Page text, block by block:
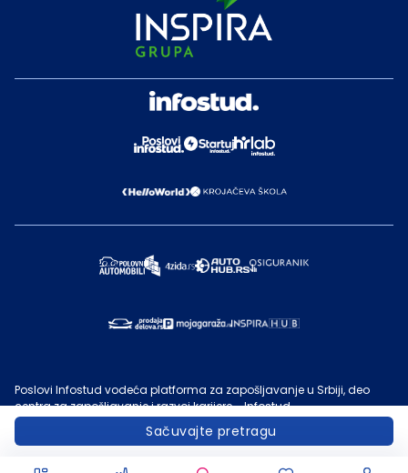
Sačuvajte pretragu
Poslovi Infostud vodeća platforma za zapošljavanje u Srbiji, deo
centra za zapošljavanje i razvoj karijere - Infostud.
©
Infostud rešenja d.o.o. Subotica
Poslovi.infostud.com
je vlasništvo Infostuda. Zabranjeno je njegovo